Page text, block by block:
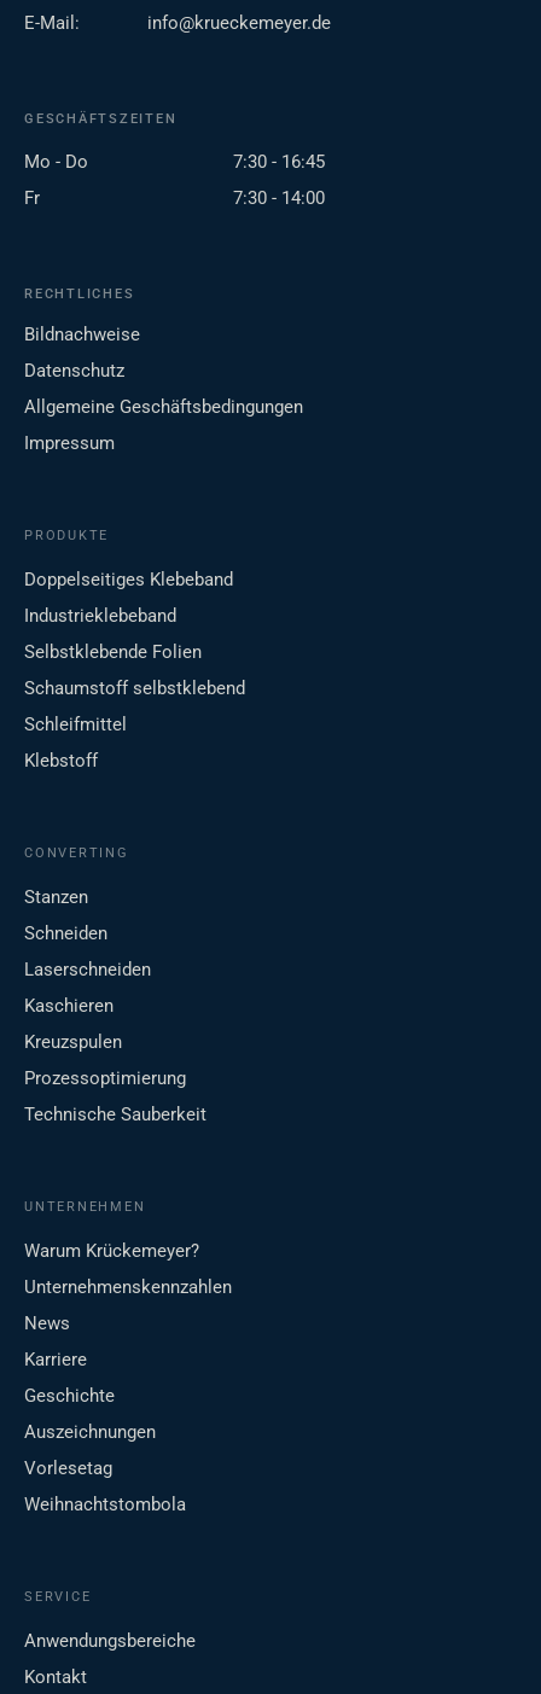
E-Mail:
info@krueckemeyer.de
GESCHÄFTSZEITEN
Mo - Do
7:30 - 16:45
Fr
7:30 - 14:00
RECHTLICHES
Bildnachweise
Datenschutz
Allgemeine Geschäftsbedingungen
Impressum
PRODUKTE
Doppelseitiges Klebeband
Industrieklebeband
Selbstklebende Folien
Schaumstoff selbstklebend
Schleifmittel
Klebstoff
CONVERTING
Stanzen
Schneiden
Laserschneiden
Kaschieren
Kreuzspulen
Prozessoptimierung
Technische Sauberkeit
UNTERNEHMEN
Warum Krückemeyer?
Unternehmenskennzahlen
News
Karriere
Geschichte
Auszeichnungen
Vorlesetag
Weihnachtstombola
SERVICE
Anwendungsbereiche
Kontakt